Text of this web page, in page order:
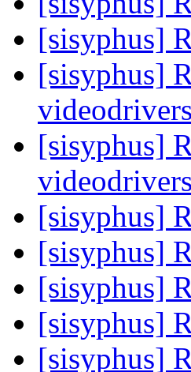
[sisyphus]
[sisyphus]
[sisyphus]
[sisyphus]
[sisyphus]
[sisyphus]
[sisyphus]
[sisyphus]